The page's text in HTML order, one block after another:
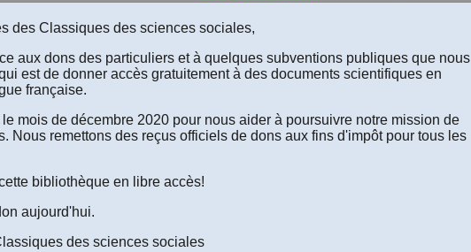
Un compagnon de Socrate. Dialogues sur
l'expérience libératrice. (1956)
Le livre au format Word 2016 (.docx) à télécharger
Le livre au format PDF-texte (Acrobat Reader) à télécharger
des Classiques des sciences sociales,
aux dons des particuliers et à quelques subventions publiques que nous
est de donner accès gratuitement à des documents scientifiques en
française.
mois de décembre 2020 pour nous aider à poursuivre notre mission de
Nous remettons des reçus officiels de dons aux fins d'impôt pour tous les
bibliothèque en libre accès!
aujourd'hui.
des sciences sociales